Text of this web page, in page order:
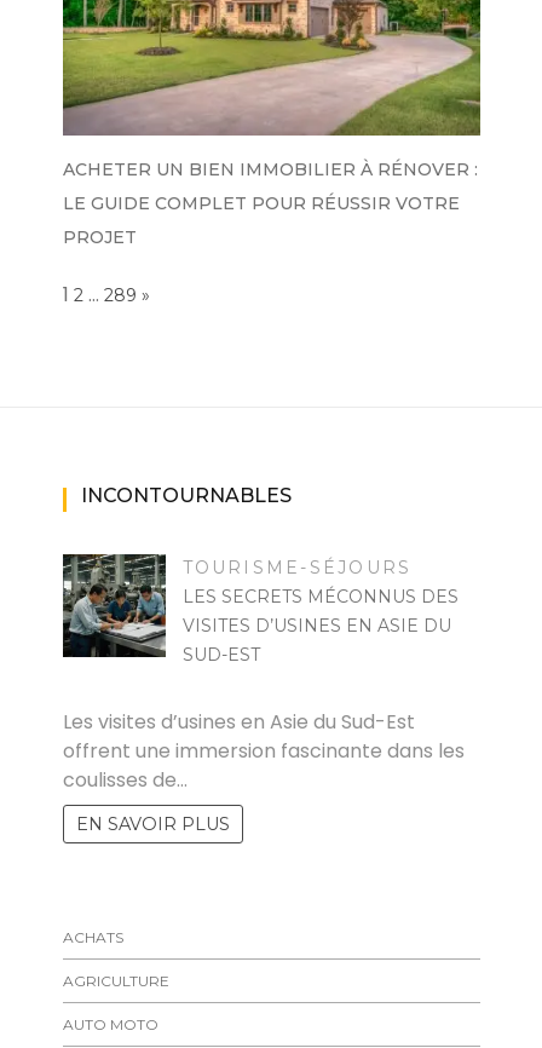
ACHETER UN BIEN IMMOBILIER À RÉNOVER :
LE GUIDE COMPLET POUR RÉUSSIR VOTRE
PROJET
Page:
1 2 … 289 NEXT
»
INCONTOURNABLES
TOURISME-SÉJOURS
LES SECRETS MÉCONNUS DES
VISITES D’USINES EN ASIE DU
SUD-EST
Les visites d’usines en Asie du Sud-Est
offrent une immersion fascinante dans les
coulisses de…
EN SAVOIR PLUS
ACHATS
AGRICULTURE
AUTO MOTO